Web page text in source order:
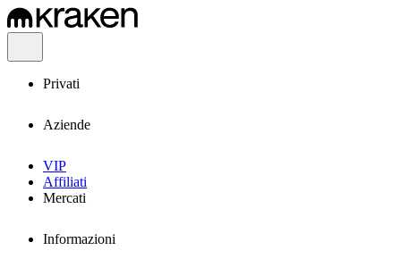
Privati
Aziende
VIP
Affiliati
Mercati
Informazioni